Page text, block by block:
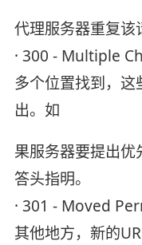
代理服务器重复该
· 300 - Multiple
多个位置找到，这
出。如
果服务器要提出
答头指明。
· 301 - Moved
其他地方，新的